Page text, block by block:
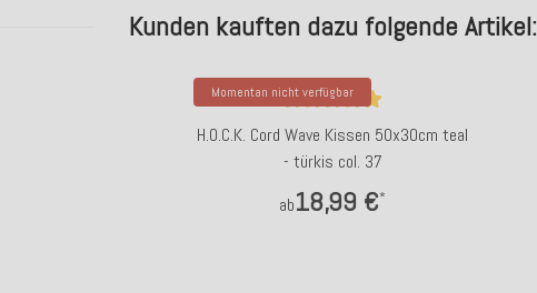
Kunden kauften dazu folgende Artikel:
Momentan nicht verfügbar
H.O.C.K. Cord Wave Kissen 50x30cm teal
- türkis col. 37
ab18,99 €*